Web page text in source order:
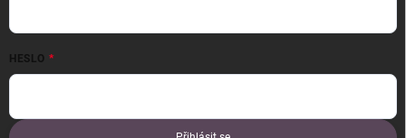
HESLO